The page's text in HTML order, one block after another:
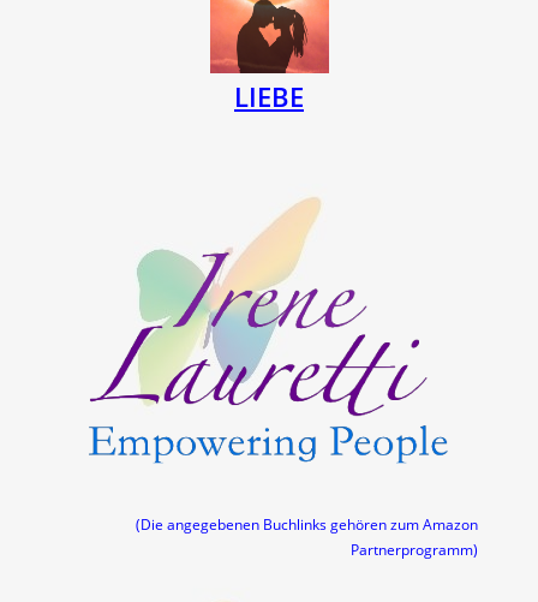
LIEBE
(Die angegebenen Buchlinks gehören zum Amazon
Partnerprogramm)